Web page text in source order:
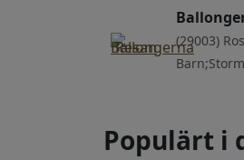
(29003)
Populärt i